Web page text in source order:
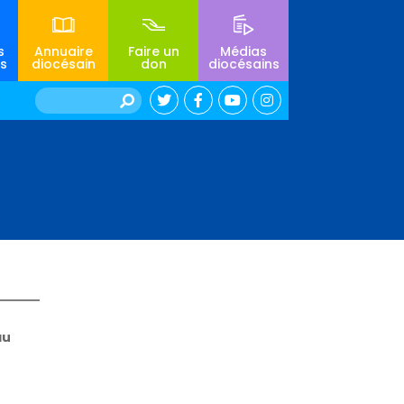
Annuaire
diocésain
Faire un
don
Médias
diocésains
Rechercher :